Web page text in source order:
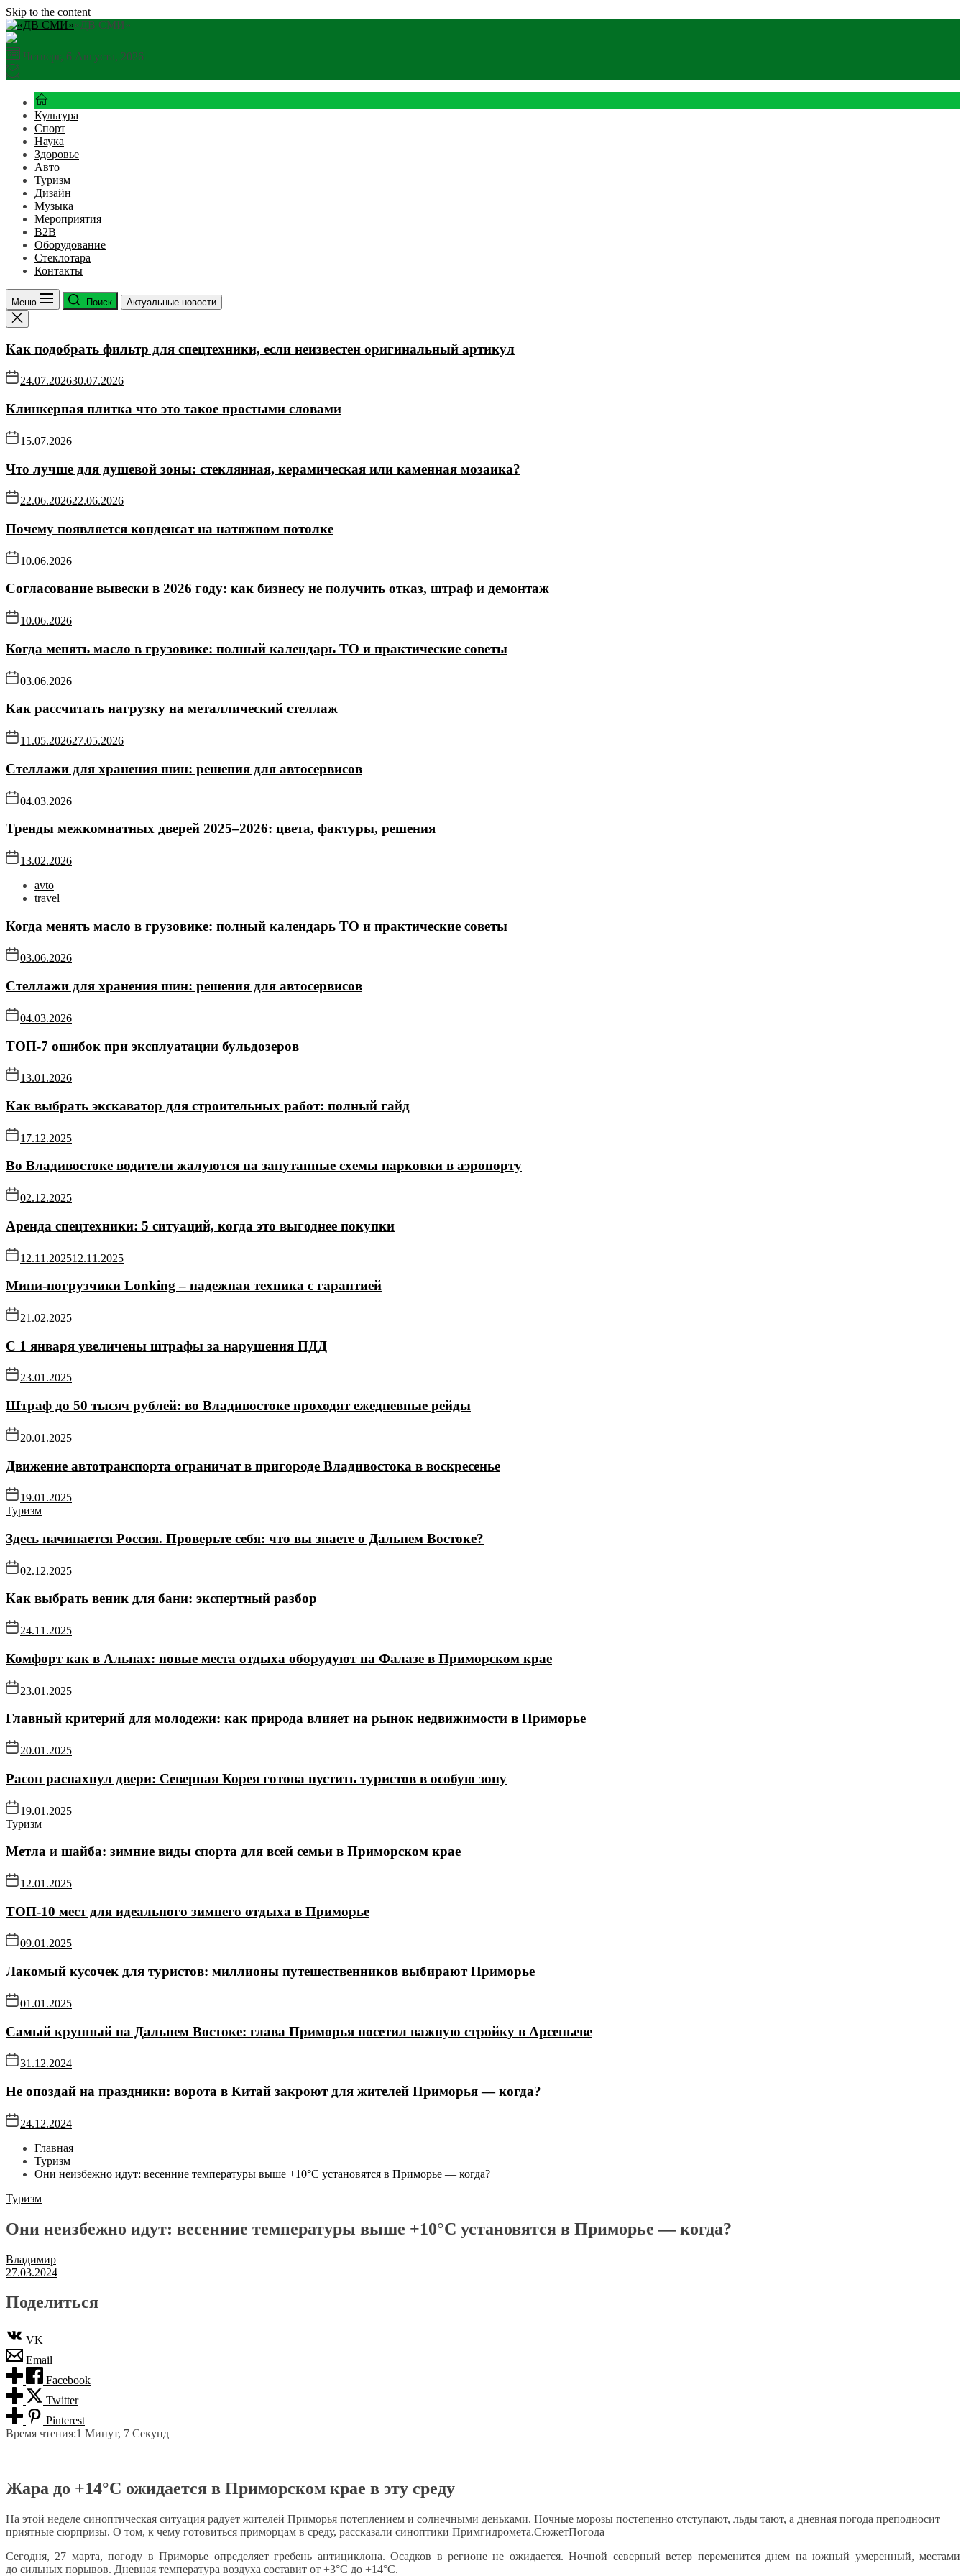
Skip to the content
«ДВ СМИ»
Четверг, 6 Августа, 2026
Культура
Спорт
Наука
Здоровье
Авто
Туризм
Дизайн
Музыка
Мероприятия
B2B
Оборудование
Стеклотара
Контакты
Меню Поиск Актуальные новости
Как подобрать фильтр для спецтехники, если неизвестен оригинальный артикул
24.07.202630.07.2026
Клинкерная плитка что это такое простыми словами
15.07.2026
Что лучше для душевой зоны: стеклянная, керамическая или каменная мозаика?
22.06.202622.06.2026
Почему появляется конденсат на натяжном потолке
10.06.2026
Согласование вывески в 2026 году: как бизнесу не получить отказ, штраф и демонтаж
10.06.2026
Когда менять масло в грузовике: полный календарь ТО и практические советы
03.06.2026
Как рассчитать нагрузку на металлический стеллаж
11.05.202627.05.2026
Стеллажи для хранения шин: решения для автосервисов
04.03.2026
Тренды межкомнатных дверей 2025–2026: цвета, фактуры, решения
13.02.2026
avto
travel
Когда менять масло в грузовике: полный календарь ТО и практические советы
03.06.2026
Стеллажи для хранения шин: решения для автосервисов
04.03.2026
ТОП-7 ошибок при эксплуатации бульдозеров
13.01.2026
Как выбрать экскаватор для строительных работ: полный гайд
17.12.2025
Во Владивостоке водители жалуются на запутанные схемы парковки в аэропорту
02.12.2025
Аренда спецтехники: 5 ситуаций, когда это выгоднее покупки
12.11.202512.11.2025
Мини-погрузчики Lonking – надежная техника с гарантией
21.02.2025
С 1 января увеличены штрафы за нарушения ПДД
23.01.2025
Штраф до 50 тысяч рублей: во Владивостоке проходят ежедневные рейды
20.01.2025
Движение автотранспорта ограничат в пригороде Владивостока в воскресенье
19.01.2025
Туризм
Здесь начинается Россия. Проверьте себя: что вы знаете о Дальнем Востоке?
02.12.2025
Как выбрать веник для бани: экспертный разбор
24.11.2025
Комфорт как в Альпах: новые места отдыха оборудуют на Фалазе в Приморском крае
23.01.2025
Главный критерий для молодежи: как природа влияет на рынок недвижимости в Приморье
20.01.2025
Расон распахнул двери: Северная Корея готова пустить туристов в особую зону
19.01.2025
Туризм
Метла и шайба: зимние виды спорта для всей семьи в Приморском крае
12.01.2025
ТОП-10 мест для идеального зимнего отдыха в Приморье
09.01.2025
Лакомый кусочек для туристов: миллионы путешественников выбирают Приморье
01.01.2025
Самый крупный на Дальнем Востоке: глава Приморья посетил важную стройку в Арсеньеве
31.12.2024
Не опоздай на праздники: ворота в Китай закроют для жителей Приморья — когда?
24.12.2024
Главная
Туризм
Они неизбежно идут: весенние температуры выше +10°C установятся в Приморье — когда?
Туризм
Они неизбежно идут: весенние температуры выше +10°C установятся в Приморье — когда?
Владимир
27.03.2024
Поделиться
VK
Email
Facebook
Twitter
Pinterest
Время чтения:1 Минут, 7 Секунд
Жара до +14°C ожидается в Приморском крае в эту среду
На этой неделе синоптическая ситуация радует жителей Приморья потеплением и солнечными деньками. Ночные морозы постепенно отступают, льды тают, а дневная погода преподносит
приятные сюрпризы. О том, к чему готовиться приморцам в среду, рассказали синоптики Примгидромета.СюжетПогода
Сегодня, 27 марта, погоду в Приморье определяет гребень антициклона. Осадков в регионе не ожидается. Ночной северный ветер переменится днем на южный умеренный, местами
до сильных порывов. Дневная температура воздуха составит от +3°C до +14°C.